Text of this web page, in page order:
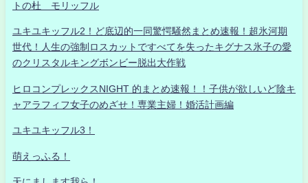
トの杜 モリッフル
ユキユキッフル2！ど底辺的一同驚愕騒然まとめ速報！超氷河期
世代！人生の強制ロスカットですべてを失ったキグナス氷子の愛
のクリスタルキングボンビー脱出大作戦
ヒロコンプレックスNIGHT 的まとめ速報！！子供が欲しいど陰キ
ャアラフィフ女子のめざせ！専業主婦！婚活計画編
ユキユキッフル3！
萌えっふる！